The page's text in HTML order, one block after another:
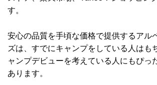
す。
安心の品質を手頃な価格で提供するアル
ズは、すでにキャンプをしている人はも
ャンプデビューを考えている人にもぴっ
あります。